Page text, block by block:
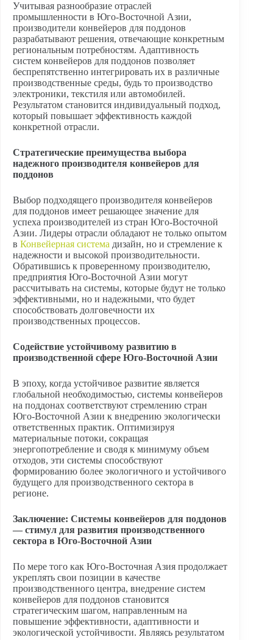
Учитывая разнообразие отраслей
промышленности в Юго-Восточной Азии,
производители конвейеров для поддонов
разрабатывают решения, отвечающие конкретным
региональным потребностям. Адаптивность
систем конвейеров для поддонов позволяет
беспрепятственно интегрировать их в различные
производственные среды, будь то производство
электроники, текстиля или автомобилей.
Результатом становится индивидуальный подход,
который повышает эффективность каждой
конкретной отрасли.
Стратегические преимущества выбора
надежного производителя конвейеров для
поддонов
Выбор подходящего производителя конвейеров
для поддонов имеет решающее значение для
успеха производителей из стран Юго-Восточной
Азии. Лидеры отрасли обладают не только опытом
в Конвейерная система дизайн, но и стремление к
надежности и высокой производительности.
Обратившись к проверенному производителю,
предприятия Юго-Восточной Азии могут
рассчитывать на системы, которые будут не только
эффективными, но и надежными, что будет
способствовать долговечности их
производственных процессов.
Содействие устойчивому развитию в
производственной сфере Юго-Восточной Азии
В эпоху, когда устойчивое развитие является
глобальной необходимостью, системы конвейеров
на поддонах соответствуют стремлению стран
Юго-Восточной Азии к внедрению экологически
ответственных практик. Оптимизируя
материальные потоки, сокращая
энергопотребление и сводя к минимуму объем
отходов, эти системы способствуют
формированию более экологичного и устойчивого
будущего для производственного сектора в
регионе.
Заключение: Системы конвейеров для поддонов
— стимул для развития производственного
сектора в Юго-Восточной Азии
По мере того как Юго-Восточная Азия продолжает
укреплять свои позиции в качестве
производственного центра, внедрение систем
конвейеров для поддонов становится
стратегическим шагом, направленным на
повышение эффективности, адаптивности и
экологической устойчивости. Являясь результатом